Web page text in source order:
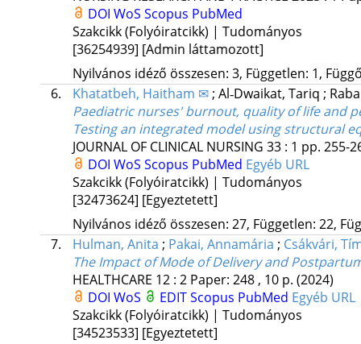
DOI WoS Scopus PubMed
Szakcikk (Folyóiratcikk) | Tudományos
[36254939] [Admin láttamozott]
Nyilvános idéző összesen: 3, Független: 1,
6.
Khatatbeh, Haitham ✉; Al‐Dwaikat, Tariq ;
Paediatric nurses' burnout, quality of life and
Testing an integrated model using structural
JOURNAL OF CLINICAL NURSING 33: 1 pp. 255-
DOI WoS Scopus PubMed Egyéb URL
Szakcikk (Folyóiratcikk) | Tudományos
[32473624] [Egyeztetett]
Nyilvános idéző összesen: 27, Független: 22,
7.
Hulman, Anita ; Pakai, Annamária ; Csákvári,
The Impact of Mode of Delivery and
HEALTHCARE 12: 2 Paper: 248 , 10 p. (2024)
DOI WoS EDITScopus PubMed Egyéb URL
Szakcikk (Folyóiratcikk) | Tudományos
[34523533] [Egyeztetett]